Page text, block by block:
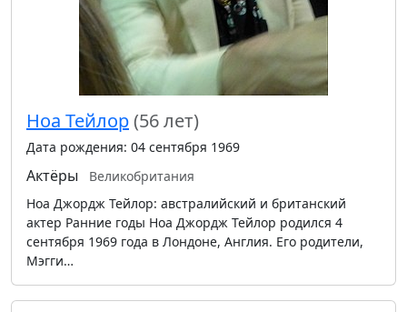
Ноа Тейлор(56 лет)
Дата рождения: 04 сентября 1969
Актёры
Великобритания
Ноа Джордж Тейлор: австралийский и британский
актер Ранние годы Ноа Джордж Тейлор родился 4
сентября 1969 года в Лондоне, Англия. Его родители,
Мэгги…